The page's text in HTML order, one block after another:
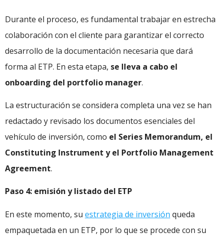
Durante el proceso, es fundamental trabajar en estrecha
colaboración con el cliente para garantizar el correcto
desarrollo de la documentación necesaria que dará
forma al ETP. En esta etapa, se lleva a cabo el
onboarding del portfolio manager.
La estructuración se considera completa una vez se han
redactado y revisado los documentos esenciales del
vehículo de inversión, como el Series Memorandum, el
Constituting Instrument y el Portfolio Management
Agreement.
Paso 4: emisión y listado del ETP
En este momento, su estrategia de inversión queda
empaquetada en un ETP, por lo que se procede con su